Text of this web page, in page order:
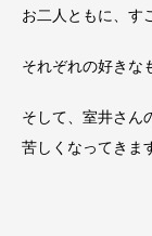
お二人ともに、す
それぞれの好きな
そして、室井さん
苦しくなってきま